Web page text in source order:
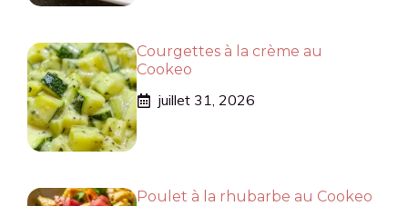
Courgettes à la crème au
Cookeo
juillet 31, 2026
Poulet à la rhubarbe au Cookeo